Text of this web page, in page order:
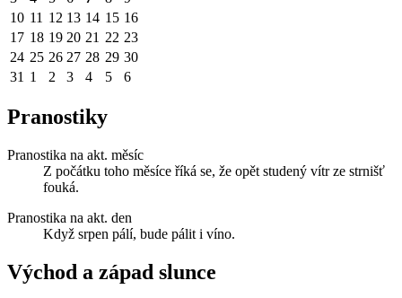
10 11 12 13 14 15 16
17 18 19 20 21 22 23
24 25 26 27 28 29 30
31 1 2 3 4 5 6
Pranostiky
Pranostika na akt. měsíc
Z počátku toho měsíce říká se, že opět studený vítr ze strnišť
fouká.
Pranostika na akt. den
Když srpen pálí, bude pálit i víno.
Východ a západ slunce